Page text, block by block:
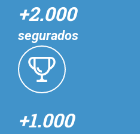
+2.000
segurados
+1.000